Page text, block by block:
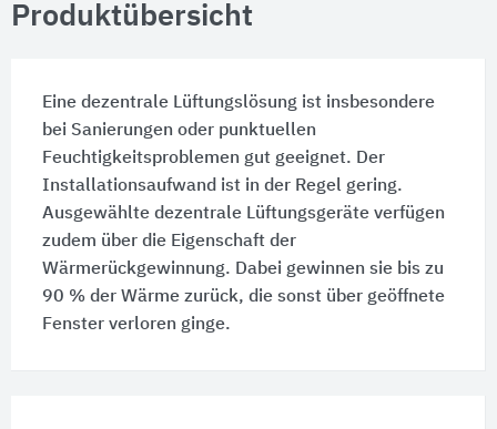
Produktübersicht
Eine dezentrale Lüftungslösung ist insbesondere
bei Sanierungen oder punktuellen
Feuchtigkeitsproblemen gut geeignet. Der
Installationsaufwand ist in der Regel gering.
Ausgewählte dezentrale Lüftungsgeräte verfügen
zudem über die Eigenschaft der
Wärmerückgewinnung. Dabei gewinnen sie bis zu
90 % der Wärme zurück, die sonst über geöffnete
Fenster verloren ginge.